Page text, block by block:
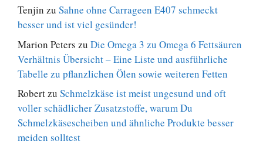
Tenjin zu Sahne ohne Carrageen E407 schmeckt
besser und ist viel gesünder!
Marion Peters zu Die Omega 3 zu Omega 6 Fettsäuren
Verhältnis Übersicht – Eine Liste und ausführliche
Tabelle zu pflanzlichen Ölen sowie weiteren Fetten
Robertzu Schmelzkäse ist meist ungesund und oft
voller schädlicher Zusatzstoffe, warum Du
Schmelzkäsescheiben und ähnliche Produkte besser
meiden solltest